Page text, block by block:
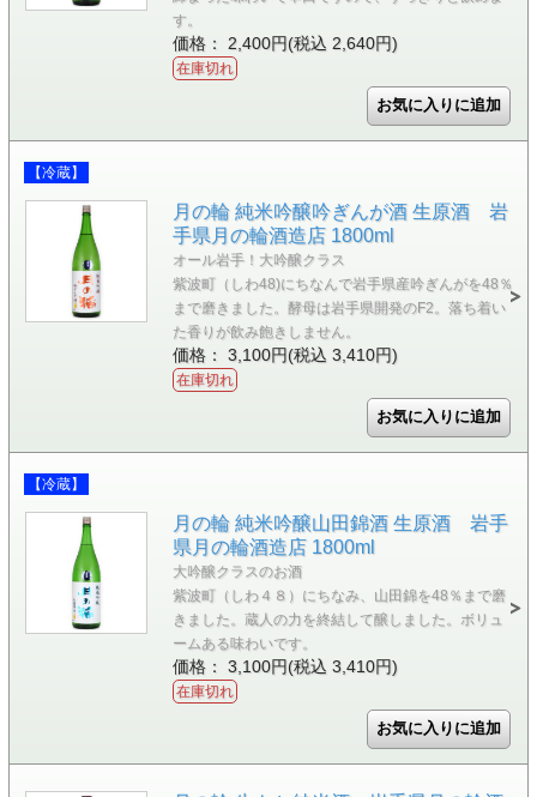
す。
価格： 2,400円(税込 2,640円)
在庫切れ
【冷蔵】
月の輪 純米吟醸吟ぎんが酒 生原酒 岩
手県月の輪酒造店 1800ml
オール岩手！大吟醸クラス
紫波町（しわ48)にちなんで岩手県産吟ぎんがを48％
まで磨きました。酵母は岩手県開発のF2。落ち着い
た香りが飲み飽きしません。
価格： 3,100円(税込 3,410円)
在庫切れ
【冷蔵】
月の輪 純米吟醸山田錦酒 生原酒 岩手
県月の輪酒造店 1800ml
大吟醸クラスのお酒
紫波町（しわ４８）にちなみ、山田錦を48％まで磨
きました。蔵人の力を終結して醸しました。ボリュ
ームある味わいです。
価格： 3,100円(税込 3,410円)
在庫切れ